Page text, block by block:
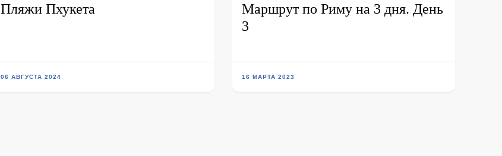
Пляжи Пхукета
06 АВГУСТА 2024
Маршрут по Риму на 3 дня. День
3
16 МАРТА 2023